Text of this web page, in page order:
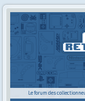
Le forum des